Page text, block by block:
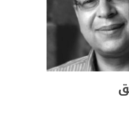
https://www.facebook.com/